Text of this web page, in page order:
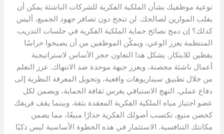
توعية موظفيك بشأن الملكية الفكرية للشركات الناشئة يمكن أن
يقلب الموازين لصالحك. لن تنجح دون تضافر جهود الجميع، أليس
كذلك؟ إن دمج نصائح حماية الملكية الفكرية في جلسات التدريب
المنتظمة يعزز الوعي، ويمكّن الموظفين من أن يصبحوا حراسًا
يقظين للابتكار. يشكل هذا التعاون حجر الأساس لاستراتيجية
أعمال ناشئة محصنة، ويعزز جبهة موحدة ضد الانتهاك. عزز التعلم
من خلال تطبيق سيناريوهات واقعية، وتحويل المعرفة النظرية إلى
دفاع عملي. النهج الاستباقي يغرس ثقافة الحماية، ويضمن لكل
عضو اجتياز مياه الملكية الفكرية المعقدة بثقة. وبينما يقف فريقك
كحصن منيع، تكتسب أصولك الفكرية جدارًا منيعًا، مما يضمن
مكانتك التنافسية. الاستثمار في هذه الخطوة الأساسية ليس ذكيًا